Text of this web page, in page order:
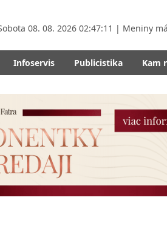
08. 08. 2026 02:47:12 | Meniny má
Infoservis Publicistika Kam